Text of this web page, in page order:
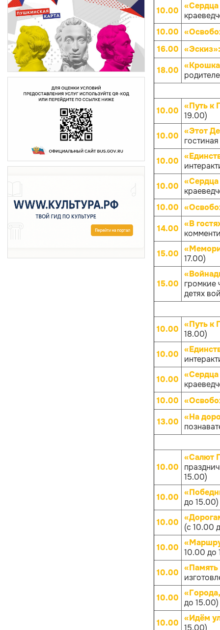
10.00 «Сердца
10.00
16.00
18.00
10.00 «Путь к
19.00)
10.00 «Этот
гостиная
10.00
10.00 «Сердца
10.00
14.00 «В
15.00 17.00)
15.00
громкие
детях
10.00 «Путь к
18.00)
10.00
10.00 «Сердца
10.00
13.00 «На
10.00
«Салют
15.00)
10.00 до 15.00)
10.00
(с 10.00
10.00 10.00 до
10.00
10.00 до 15.00)
10.00 «Идём
15.00)